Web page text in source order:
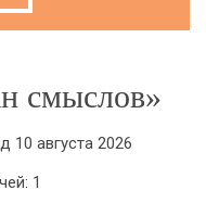
смыслов»
10 августа 2026
1